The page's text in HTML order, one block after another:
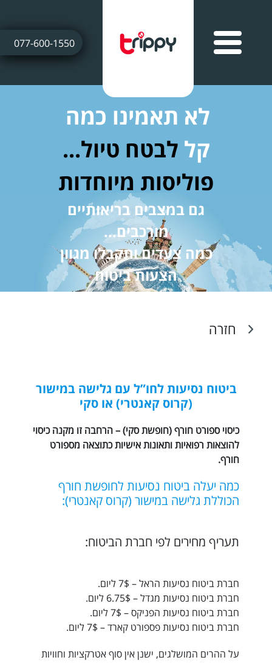
077-600-1550
לא תאמינו כמה
קל לבטח טיול...
פוליסות מיוחדות
גם במצבים בריאותיים
מורכבים...
כמה צעדים ותקבלו מגוון
הצעות ביטוח
חזרה
ביטוח נסיעות לחו”ל עם גלישה במישור
(קרוס קאנטרי) או סקי
כיסוי ספורט חורף (חופשת סקי) – הרחבה זו מקנה כיסוי
להוצאות רפואיות ותאונות אישיות כתוצאה מספורט
חורף.
כמה יעלה ביטוח נסיעות לחופשת חורף
הכוללת גלישה במישור (קרוס קאנטרי):
תעריף מחירים לפי חברת הביטוח:
חברת ביטוח נסיעות הראל – 7$ ליום.
חברת ביטוח נסיעות מגדל – 6.75$ ליום.
חברת ביטוח נסיעות הפניקס – 7$ ליום.
חברת ביטוח נסיעות פספורט קארד – 7$ ליום.
על ההרים המושלגים, ישנן אין סוף אטרקציות וחוויות